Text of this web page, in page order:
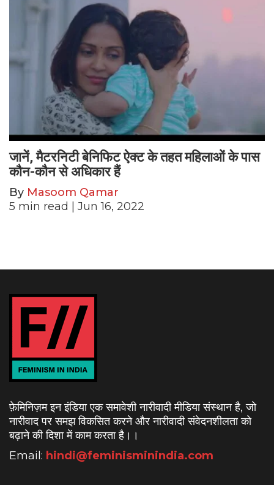
जानें, मैटरनिटी बेनिफिट ऐक्ट के तहत महिलाओं के पास
कौन-कौन से अधिकार हैं
By Masoom Qamar
5 min read | Jun 16, 2022
फ़ेमिनिज़म इन इंडिया एक समावेशी नारीवादी मीडिया संस्थान है, जो
नारीवाद पर समझ विकसित करने और नारीवादी संवेदनशीलता को
बढ़ाने की दिशा में काम करता है। ।
Email: hindi@feminisminindia.com